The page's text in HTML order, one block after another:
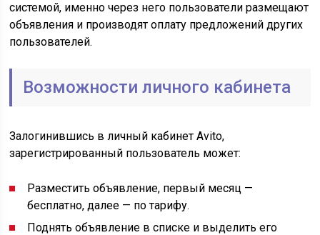
системой, именно через него пользователи размещают
объявления и производят оплату предложений других
пользователей.
Возможности личного кабинета
Залогинившись в личный кабинет Avito,
зарегистрированный пользователь может:
Разместить объявление, первый месяц —
бесплатно, далее — по тарифу.
Поднять объявление в списке и выделить его